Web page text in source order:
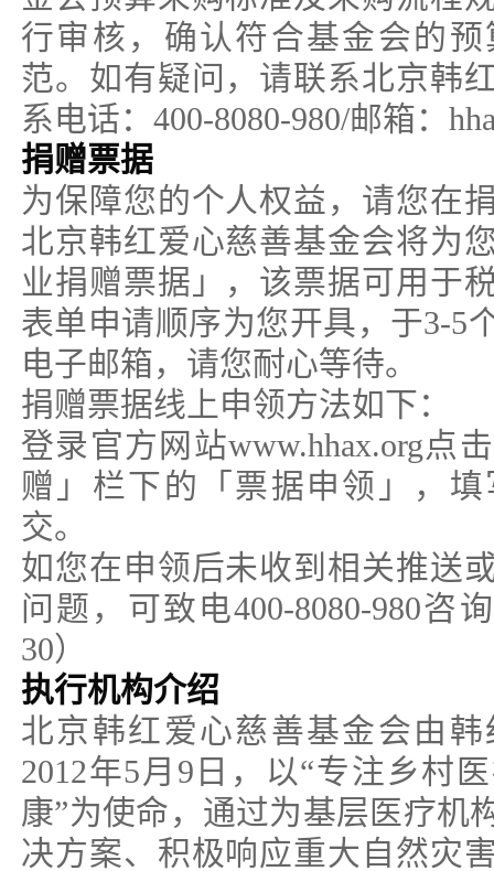
行审核，确认符合基金会的
范。如有疑问，请联系北京韩
系电话：400-8080-980/邮箱：
捐赠票据
为保障您的个人权益，请您在
北京韩红爱心慈善基金会将为
业捐赠票据」，该票据可用于
表单申请顺序为您开具，于3-5
电子邮箱，请您耐心等待。
捐赠票据线上申领方法如下：
登录官方网站www.hhax.org点
赠」栏下的「票据申领」，
交。
如您在申领后未收到相关推送
问题，可致电400-8080-980咨
30）
执行机构介绍
北京韩红爱心慈善基金会由
2012年5月9日，以“专注乡村
康”为使命，通过为基层医疗机
决方案、积极响应重大自然灾